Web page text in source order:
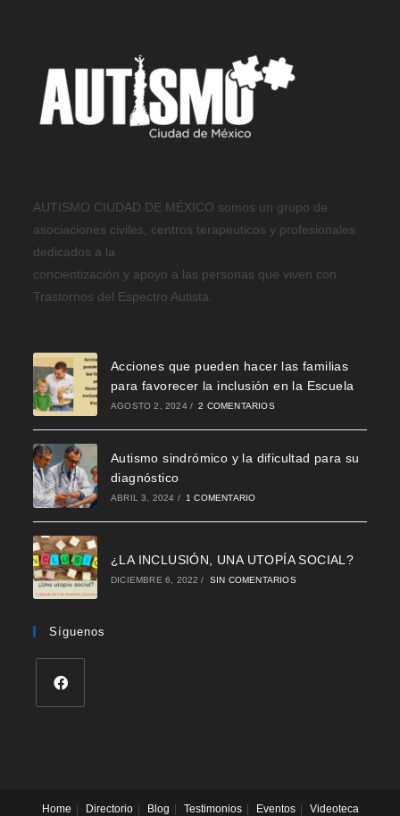
AUTISMO CIUDAD DE MÉXICO somos un grupo de
asociaciones civiles, centros terapeuticos y profesionales
dedicados a la
concientización y apoyo a las personas que viven con
Trastornos del Espectro Autista.
Acciones que pueden hacer las familias
para favorecer la inclusión en la Escuela
AGOSTO 2, 2024 / 2 COMENTARIOS
Autismo sindrómico y la dificultad para su
diagnóstico
ABRIL 3, 2024 / 1 COMENTARIO
¿LA INCLUSIÓN, UNA UTOPÍA SOCIAL?
DICIEMBRE 6, 2022 / SIN COMENTARIOS
Síguenos
nueva
Home Directorio Blog Testimonios Eventos Videoteca